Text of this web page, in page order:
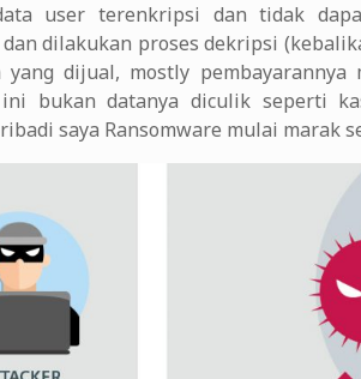
user terenkripsi dan tidak
dilakukan proses dekripsi
dijual, mostly pembayarannya
bukan datanya diculik seperti
saya Ransomware mulai marak